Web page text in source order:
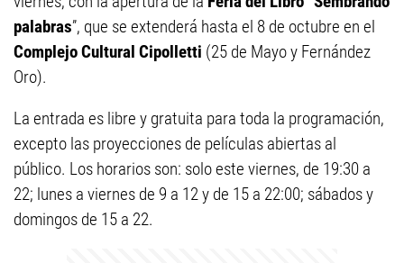
palabras”, que se extenderá hasta el 8 de octubre en el
Complejo Cultural Cipolletti (25 de Mayo y Fernández
Oro).
La entrada es libre y gratuita para toda la programación,
excepto las proyecciones de películas abiertas al
público. Los horarios son: solo este viernes, de 19:30 a
22; lunes a viernes de 9 a 12 y de 15 a 22:00; sábados y
domingos de 15 a 22.